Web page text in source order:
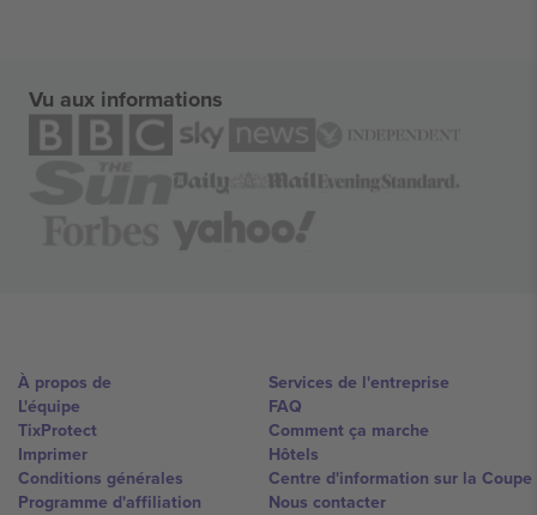
Vu aux informations
À propos de
L'équipe
TixProtect
Imprimer
Conditions générales
Programme d'affiliation
Services de l'entreprise
FAQ
Comment ça marche
Hôtels
Centre d'information sur la Coupe
Nous contacter